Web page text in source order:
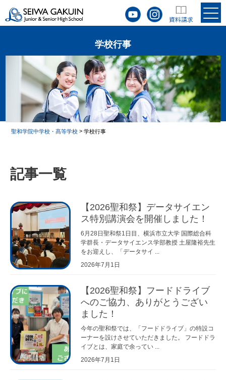
学校行事
聖和学院中学校・髙等学校 >学校行事
記事一覧
【2026聖和祭】データサイエン
ス特別講演会を開催しました！
6月28日聖和祭1日目、横浜市立大学 国際総合科
学群長・データサイエンス学部教授 土屋隆裕先生
をお迎えし、「データサイ ...
2026年7月1日
【2026聖和祭】フードドライブ
へのご協力、ありがとうござい
ました！
今年の聖和祭では、「フードドライブ」の特設コ
ーナーを設けさせていただきました。 フードドラ
イブとは、家庭で余ってい ...
2026年7月1日